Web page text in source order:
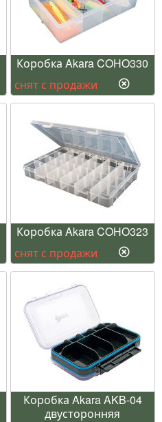
Коробка Akara COHO330
снят с продажи
Коробка Akara COHO323
снят с продажи
Коробка Akara AKB-04
двусторонняя